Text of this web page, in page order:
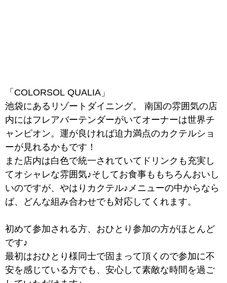
「COLORSOL QUALIA」
池袋にあるリゾートダイニング。 南国の雰囲気の店
内にはフレアバーテンダーがいてオーナーは世界チ
ャンピオン。運が良ければ迫力満点のカクテルショ
ーが見れるかもです！
また店内は白色で統一されていてドリンクも充実し
てオシャレな雰囲気♪そしてお食事ももちろんおいし
いのですが、やはりカクテル♪メニューの中からなら
ば、どんな組み合わせでも対応してくれます。
初めて参加される方、おひとり参加の方がほとんど
です♪
最初はおひとり様同士で固まって頂くので参加に不
安を感じている方でも、安心して素敵な時間を過ご